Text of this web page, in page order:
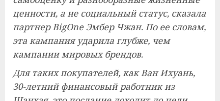
ценности, а не социальный статус, сказала
партнер BigOne Эмбер Чжан. По ее словам,
эта кампания ударила глубже, чем
кампании мировых брендов.
Для таких покупателей, как Ван Ихуань,
30-летний финансовый работник из